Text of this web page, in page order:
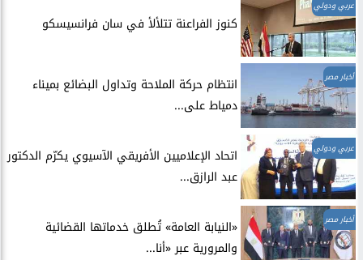
عربي ودولي
​كنوز الفراعنة تتلألأ في سان فرانسيسكو
أخبار مصر
انتظام حركة الملاحة وتداول البضائع بميناء
دمياط على...
عربي ودولي
اتحاد الإعلاميين الأفريقي الآسيوي يكرّم الدكتور
عبد الرازق...
أخبار مصر
​«النيابة العامة» تُطلق خدماتها القضائية
والمرورية عبر «أنا...